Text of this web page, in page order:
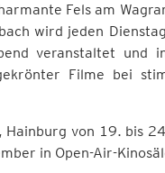
Fels am
wird jeden
veranstaltet und
Filme bei
von 19. bis
in Open-Air-